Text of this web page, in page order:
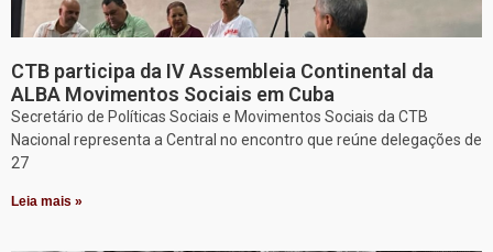
CTB participa da IV Assembleia Continental da
ALBA Movimentos Sociais em Cuba
Secretário de Políticas Sociais e Movimentos Sociais da CTB
Nacional representa a Central no encontro que reúne delegações de
27
Leia mais »